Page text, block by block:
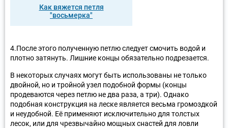
Как вяжется петля
"восьмерка"
4.После этого полученную петлю следует смочить водой и
плотно затянуть. Лишние концы обязательно подрезается.
В некоторых случаях могут быть использованы не только
двойной, но и тройной узел подобной формы (концы
продеваются через петлю не два раза, а три). Однако
подобная конструкция на леске является весьма громоздкой
и неудобной. Её применяют исключительно для толстых
лесок, или для чрезвычайно мощных снастей для ловли